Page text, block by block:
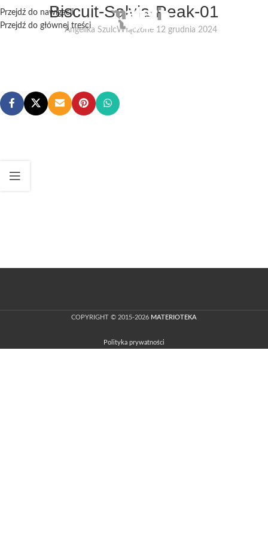
Przejdź do nawigacji
Przejdź do głównej treści
Biscuit-Salvia-Peak-01
Angelika SzulcWłączone 12 grudnia 2024
COPYRIGHT © 2015-2026 MATERIOTEKA
Polityka prywatności